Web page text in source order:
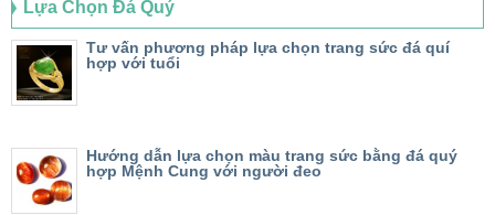
Lựa Chọn Đá Quý
Tư vấn phương pháp lựa chọn trang sức đá quí
hợp với tuổi
Hướng dẫn lựa chọn màu trang sức bằng đá quý
hợp Mệnh Cung với người đeo